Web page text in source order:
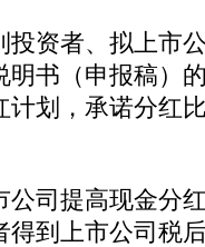
资者、拟上市
书（申报稿）
计划，承诺分红
司提高现金分
得到上市公司税